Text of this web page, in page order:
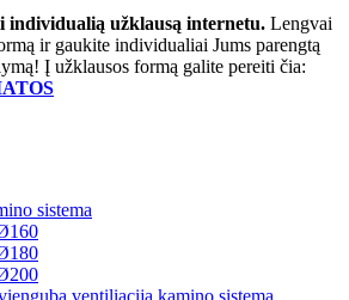
individualią užklausą internetu. Lengvai
ir gaukite individualiai Jums parengtą
Į užklausos formą galite pereiti čia:
sistema